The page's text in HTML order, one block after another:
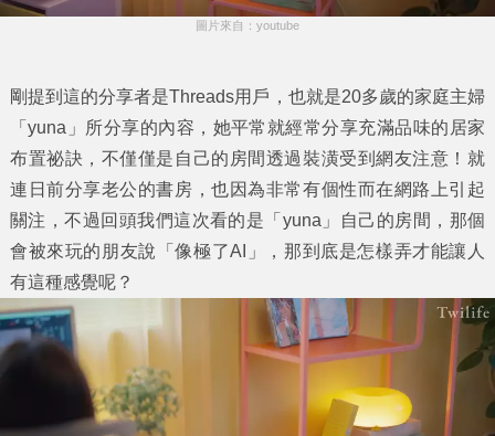
圖片來自：youtube
剛提到這的分享者是Threads用戶，也就是20多歲的家庭主婦
「yuna」所分享的內容，她平常就經常分享充滿品味的居家
布置祕訣，不僅僅是自己的房間透過裝潢受到網友注意！就
連日前分享老公的書房，也因為非常有個性而在網路上引起
關注，不過回頭我們這次看的是「yuna」自己的房間，那個
會被來玩的朋友說「像極了AI」，那到底是怎樣弄才能讓人
有這種感覺呢？